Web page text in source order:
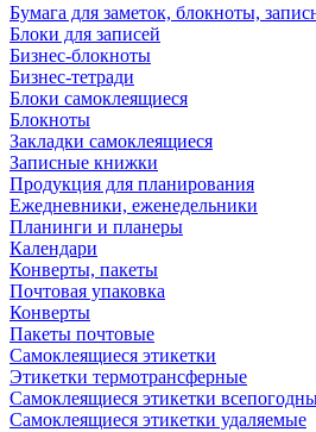
Бумага для заметок, блокноты,
Блоки для записей
Бизнес-блокноты
Бизнес-тетради
Блоки самоклеящиеся
Блокноты
Закладки самоклеящиеся
Записные книжки
Продукция для планирования
Ежедневники, еженедельники
Планинги и планеры
Календари
Конверты, пакеты
Почтовая упаковка
Конверты
Пакеты почтовые
Самоклеящиеся этикетки
Этикетки термотрансферные
Самоклеящиеся этикетки
Самоклеящиеся этикетки удаляемые